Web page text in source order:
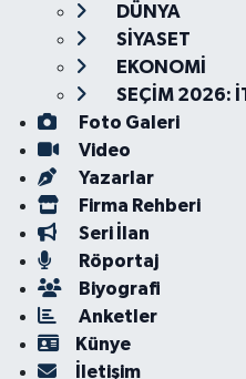
DÜNYA
SİYASET
EKONOMİ
SEÇİM 2026:
Foto Galeri
Video
Yazarlar
Firma Rehberi
Seri İlan
Röportaj
Biyografi
Anketler
Künye
İletişim